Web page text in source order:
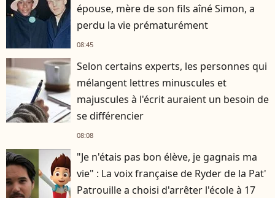
épouse, mère de son fils aîné Simon, a
perdu la vie prématurément
08:45
Selon certains experts, les personnes qui
mélangent lettres minuscules et
majuscules à l'écrit auraient un besoin de
se différencier
08:08
"Je n'étais pas bon élève, je gagnais ma
vie" : La voix française de Ryder de la Pat'
Patrouille a choisi d'arrêter l'école à 17